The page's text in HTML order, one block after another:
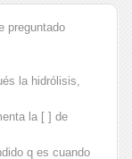
preguntado
la hidrólisis,
la [ ] de
q es cuando